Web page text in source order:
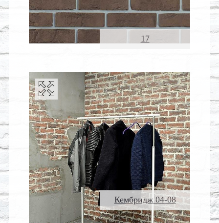
17
Кембридж 04-08